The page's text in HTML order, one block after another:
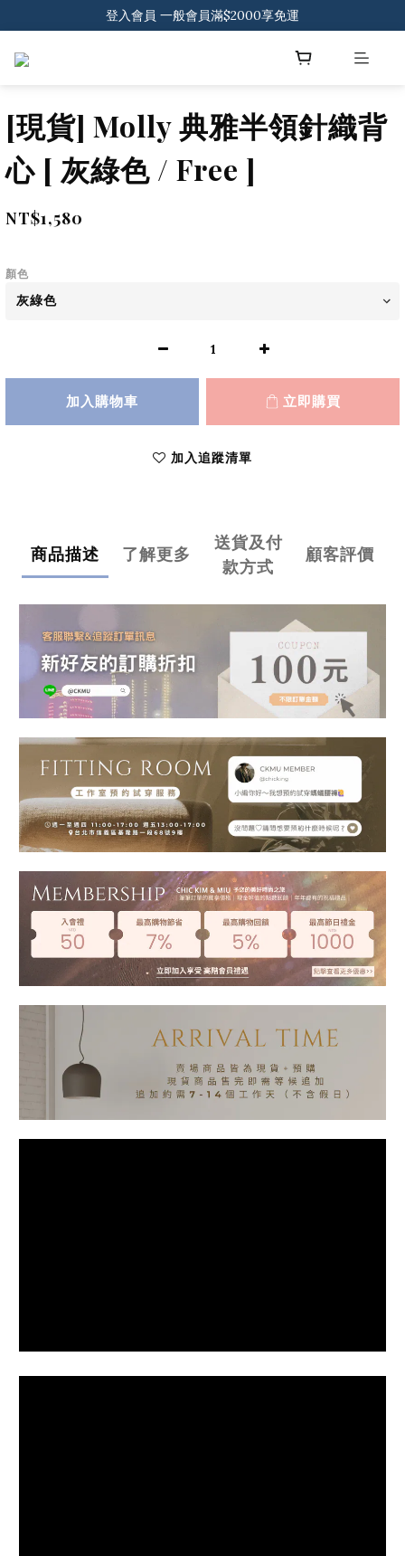
登入會員 一般會員滿$2000享免運
登入會員 一般會員滿$2000享免運
[現貨] Molly 典雅半領針織背
心 [ 灰綠色 / Free ]
NT$1,580
顏色
加入購物車 立即購買
加入追蹤清單
商品描述 了解更多
送貨及付
款方式
顧客評價